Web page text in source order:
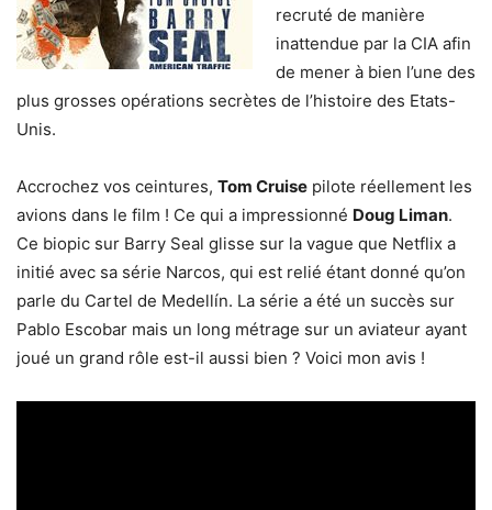
recruté de manière
inattendue par la CIA afin
de mener à bien l’une des
plus grosses opérations secrètes de l’histoire des Etats-
Unis.
Accrochez vos ceintures, Tom Cruise pilote réellement les
avions dans le film ! Ce qui a impressionné Doug Liman.
Ce biopic sur Barry Seal glisse sur la vague que Netflix a
initié avec sa série Narcos, qui est relié étant donné qu’on
parle du Cartel de Medellín. La série a été un succès sur
Pablo Escobar mais un long métrage sur un aviateur ayant
joué un grand rôle est-il aussi bien ? Voici mon avis !